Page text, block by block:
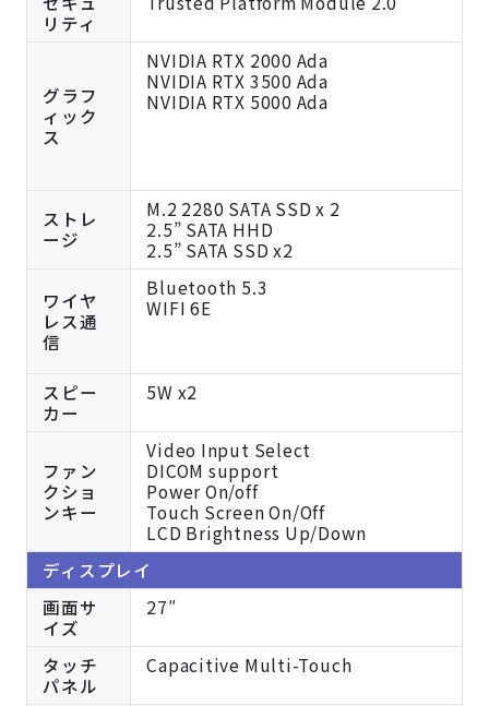
リティ
グラフ
ィック
ス
NVIDIA RTX 2000 Ada
NVIDIA RTX 3500 Ada
NVIDIA RTX 5000 Ada
ストレ
ージ
M.2 2280 SATA SSD x 2
2.5” SATA HHD
2.5” SATA SSD x2
ワイヤ
レス通
信
Bluetooth 5.3
WIFI 6E
スピー
カー
5W x2
ファン
クショ
ンキー
Video Input Select
DICOM support
Power On/off
Touch Screen On/Off
LCD Brightness Up/Down
ディスプレイ
画面サ
イズ
27″
タッチ
パネル
Capacitive Multi-Touch